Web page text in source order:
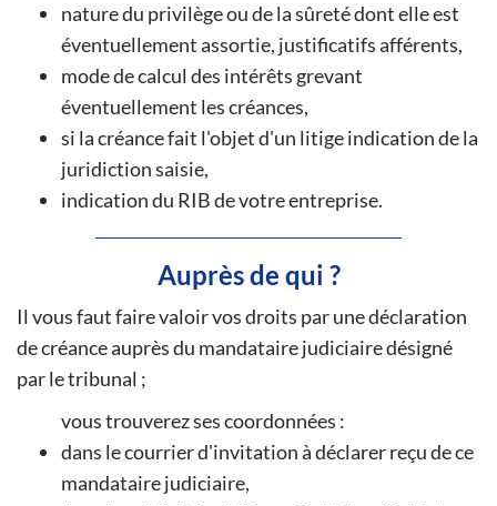
nature du privilège ou de la sûreté dont elle est
éventuellement assortie, justificatifs afférents,
mode de calcul des intérêts grevant
éventuellement les créances,
si la créance fait l'objet d'un litige indication de la
juridiction saisie,
indication du RIB de votre entreprise.
Auprès de qui ?
Il vous faut faire valoir vos droits par une déclaration
de créance auprès du mandataire judiciaire désigné
par le tribunal ;
vous trouverez ses coordonnées :
dans le courrier d'invitation à déclarer reçu de ce
mandataire judiciaire,